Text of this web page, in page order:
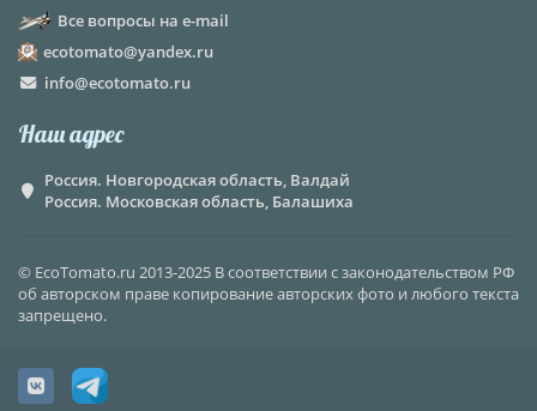
Все вопросы на e-mail
ecotomato@yandex.ru
info@ecotomato.ru
Наш адрес
Россия. Новгородская область, Валдай
Россия. Московская область, Балашиха
© EcoTomato.ru 2013-2025 В соответствии с законодательством РФ
об авторском праве копирование авторских фото и любого текста
запрещено.